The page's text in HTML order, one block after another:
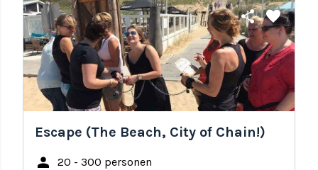
share favorite
Escape (The Beach, City of Chain!)
person 20 - 300 personen